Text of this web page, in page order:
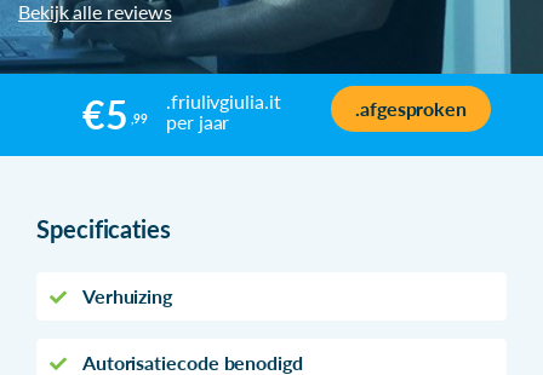
Bekijk alle reviews
€5 ,99
.friulivgiulia.it
per jaar
.afgesproken
Specificaties
Verhuizing
Autorisatiecode benodigd